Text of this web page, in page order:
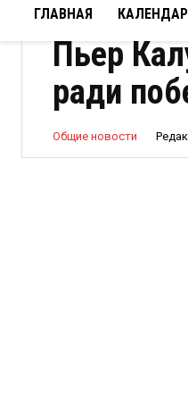
ГЛАВНАЯ
Пьер
ради
Общие новости